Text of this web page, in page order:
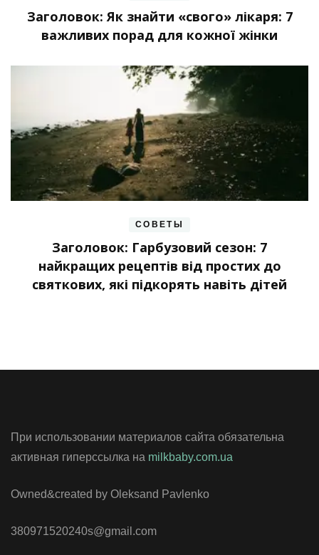
Заголовок: Як знайти «свого» лікаря: 7
важливих порад для кожної жінки
СОВЕТЫ
Заголовок: Гарбузовий сезон: 7
найкращих рецептів від простих до
святкових, які підкорять навіть дітей
При использовании материалов сайта обязательна
активная гиперссылка на milkbaby.com.ua
Owned&created by Oleksand Pavlenko
380971520240s@gmail.com